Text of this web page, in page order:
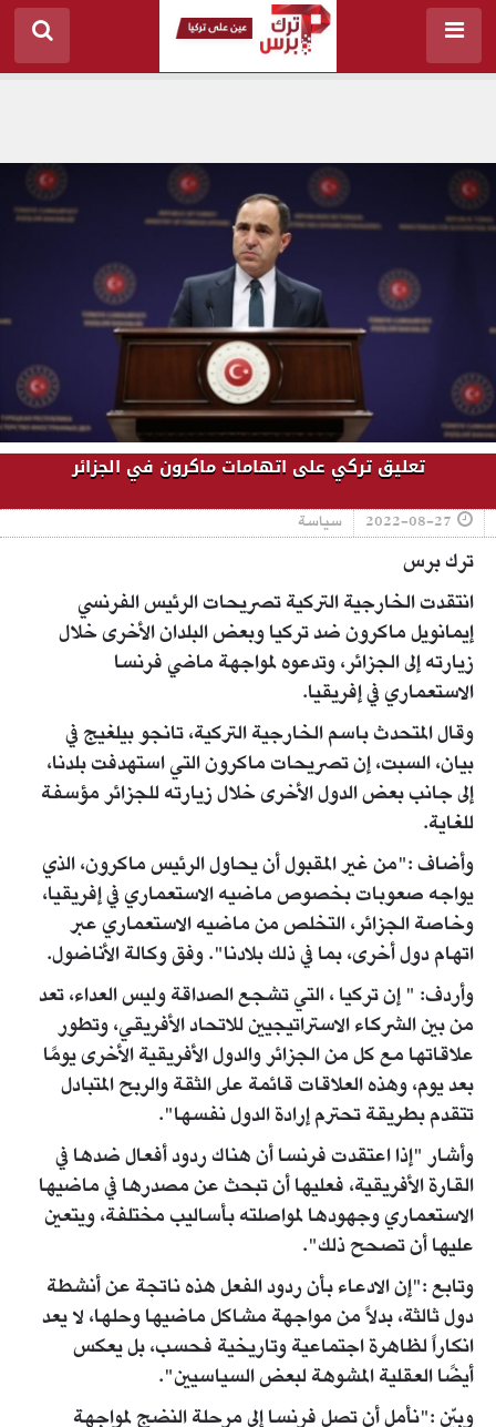
تعليق تركي على اتهامات ماكرون في الجزائر
2022-08-27 سياسة
ترك برس
انتقدت الخارجية التركية تصريحات الرئيس الفرنسي
إيمانويل ماكرون ضد تركيا وبعض البلدان الأخرى خلال
زيارته إلى الجزائر، وتدعوه لمواجهة ماضي فرنسا
الاستعماري في إفريقيا.
وقال المتحدث باسم الخارجية التركية، تانجو بيلغيج في
بيان، السبت، إن تصريحات ماكرون التي استهدفت بلدنا،
إلى جانب بعض الدول الأخرى خلال زيارته للجزائر مؤسفة
للغاية.
وأضاف :"من غير المقبول أن يحاول الرئيس ماكرون، الذي
يواجه صعوبات بخصوص ماضيه الاستعماري في إفريقيا،
وخاصة الجزائر، التخلص من ماضيه الاستعماري عبر
اتهام دول أخرى، بما في ذلك بلادنا". وفق وكالة الأناضول.
وأردف: " إن تركيا ، التي تشجع الصداقة وليس العداء، تعد
من بين الشركاء الاستراتيجيين للاتحاد الأفريقي، وتطور
علاقاتها مع كل من الجزائر والدول الأفريقية الأخرى يومًا
بعد يوم، وهذه العلاقات قائمة على الثقة والربح المتبادل
تتقدم بطريقة تحترم إرادة الدول نفسها".
وأشار "إذا اعتقدت فرنسا أن هناك ردود أفعال ضدها في
القارة الأفريقية، فعليها أن تبحث عن مصدرها في ماضيها
الاستعماري وجهودها لمواصلته بأساليب مختلفة، ويتعين
عليها أن تصحح ذلك".
وتابع :"إن الادعاء بأن ردود الفعل هذه ناتجة عن أنشطة
دول ثالثة، بدلاً من مواجهة مشاكل ماضيها وحلها، لا يعد
انكاراً لظاهرة اجتماعية وتاريخية فحسب، بل يعكس
أيضًا العقلية المشوهة لبعض السياسيين".
وبيّن :"نأمل أن تصل فرنسا إلى مرحلة النضج لمواجهة